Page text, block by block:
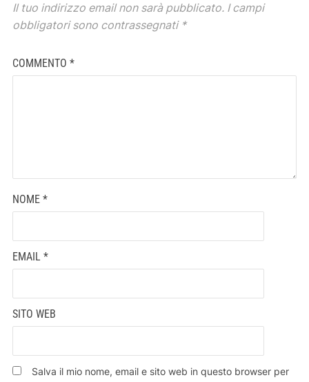
Il tuo indirizzo email non sarà pubblicato. I campi
obbligatori sono contrassegnati *
COMMENTO *
NOME *
EMAIL *
SITO WEB
Salva il mio nome, email e sito web in questo browser per